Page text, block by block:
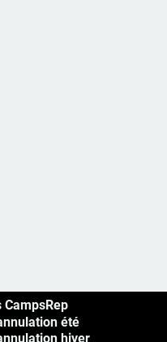
été
hiver